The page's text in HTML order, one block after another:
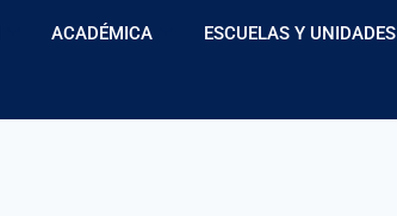
ACADÉMICA ESCUELAS Y UNIDADES